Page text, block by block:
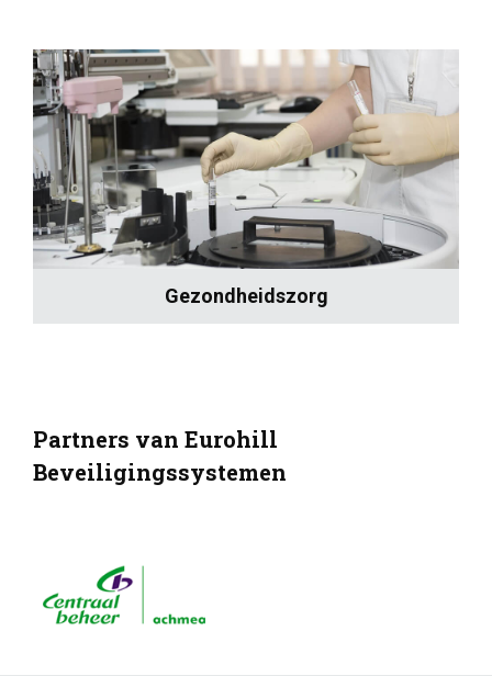
Gezondheidszorg
Partners van Eurohill
Beveiligingssystemen